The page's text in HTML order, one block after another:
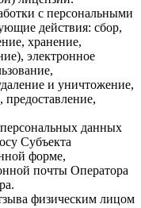
с персональными
действия: сбор,
хранение,
электронное
и уничтожение,
предоставление,
данных
Субъекта
форме,
почты Оператора
физическим лицом